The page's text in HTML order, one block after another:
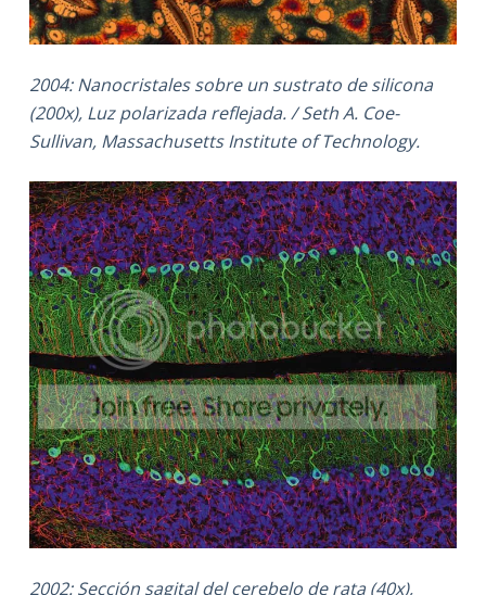
2004: Nanocristales sobre un sustrato de silicona
(200x), Luz polarizada reflejada. / Seth A. Coe-
Sullivan, Massachusetts Institute of Technology.
2002: Sección sagital del cerebelo de rata (40x),